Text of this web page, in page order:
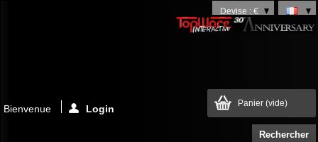
Devise : €
Panier (vide)
Bienvenue Login